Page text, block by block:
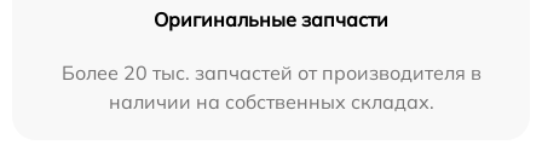
Оригинальные запчасти
Более 20 тыс. запчастей от производителя в
наличии на собственных складах.